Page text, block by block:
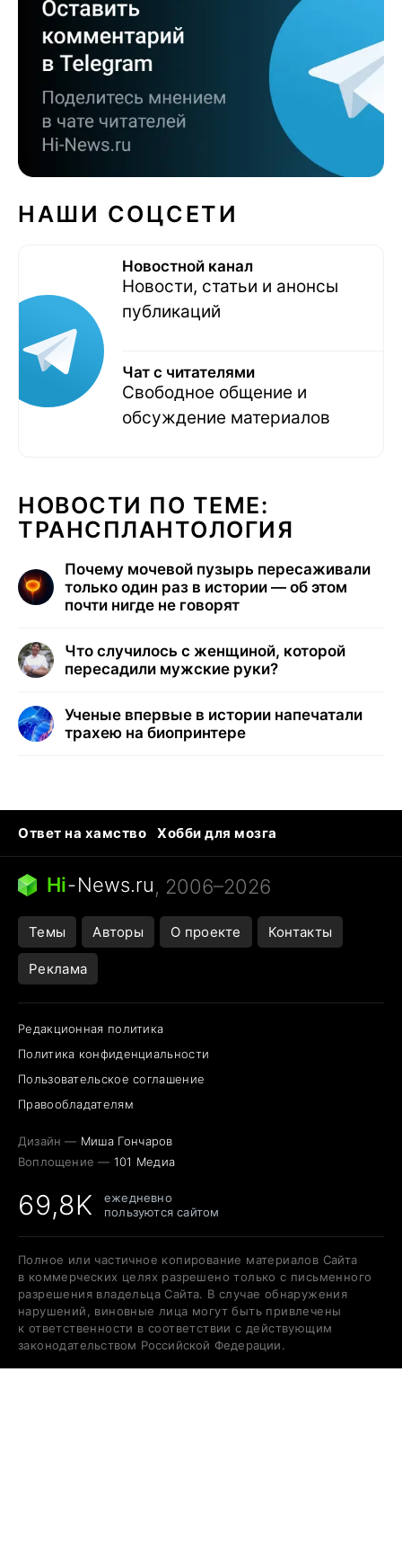
НАШИ СОЦСЕТИ
Новостной канал
Новости, статьи и анонсы
публикаций
Чат с читателями
Свободное общение и
обсуждение материалов
НОВОСТИ ПО ТЕМЕ:
ТРАНСПЛАНТОЛОГИЯ
Почему мочевой пузырь пересаживали
только один раз в истории — об этом
почти нигде не говорят
Что случилось с женщиной, которой
пересадили мужские руки?
Ученые впервые в истории напечатали
трахею на биопринтере
Ответ на хамство
Хобби для мозга
Бензин 100 vs 95
Тунцы в океанариуме
Следующая пандемия
Hi-News.ru, 2006–2026
Темы Авторы О проекте Контакты
Реклама
Редакционная политика
Политика конфиденциальности
Пользовательское соглашение
Правообладателям
Дизайн — Миша Гончаров
Воплощение — 101 Медиа
69,8K
ежедневно
пользуются сайтом
Полное или частичное копирование материалов Сайта
в коммерческих целях разрешено только с письменного
разрешения владельца Сайта. В случае обнаружения
нарушений, виновные лица могут быть привлечены
к ответственности в соответствии с действующим
законодательством Российской Федерации.